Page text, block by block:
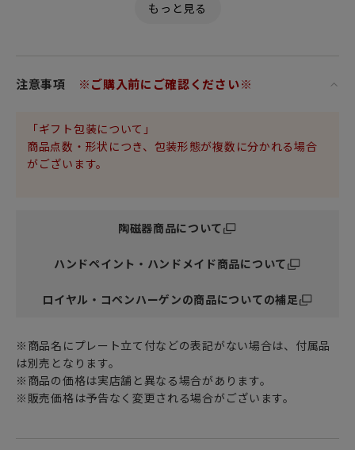
注意事項 ※ご購入前にご確認ください※
「ギフト包装について」
商品点数・形状につき、包装形態が複数に分かれる場合
がございます。
陶磁器商品について
ハンドペイント・ハンドメイド商品について
ロイヤル・コペンハーゲンの商品についての補足
※商品名にプレート立て付などの表記がない場合は、付属品
は別売となります。
※商品の価格は実店舗と異なる場合があります。
※販売価格は予告なく変更される場合がございます。